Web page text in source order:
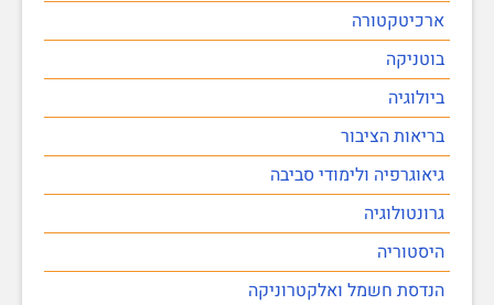
ארכיטקטורה
בוטניקה
ביולוגיה
בריאות הציבור
גיאוגרפיה ולימודי סביבה
גרונטולוגיה
היסטוריה
הנדסת חשמל ואלקטרוניקה